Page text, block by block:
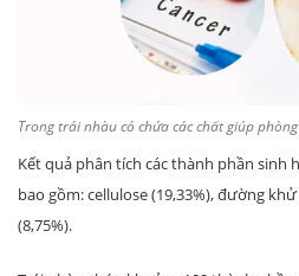
Trong trái nhàu có chứa các chất giúp
Kết quả phân tích các thành phần sinh
bao gồm: cellulose (19,33%), đường
(8,75%).